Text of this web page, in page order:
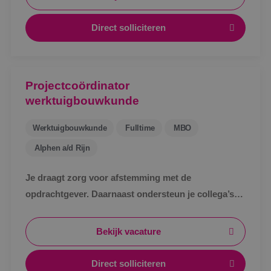
Direct solliciteren
Projectcoördinator
werktuigbouwkunde
Werktuigbouwkunde Fulltime MBO
Alphen a/d Rijn
Je draagt zorg voor afstemming met de
opdrachtgever. Daarnaast ondersteun je collega’s
technische ontwerp en de werkvoorbereiding voor
de uitvoering.
Bekijk vacature
Direct solliciteren